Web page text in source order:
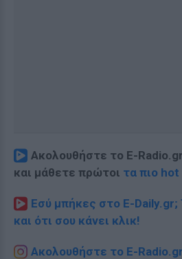
Ακολουθήστε το E-
και μάθετε πρώτοι τα πιο hot
Εσύ μπήκες στο E-Daily.gr;
και ότι σου κάνει κλικ!
Ακολουθήστε το E-